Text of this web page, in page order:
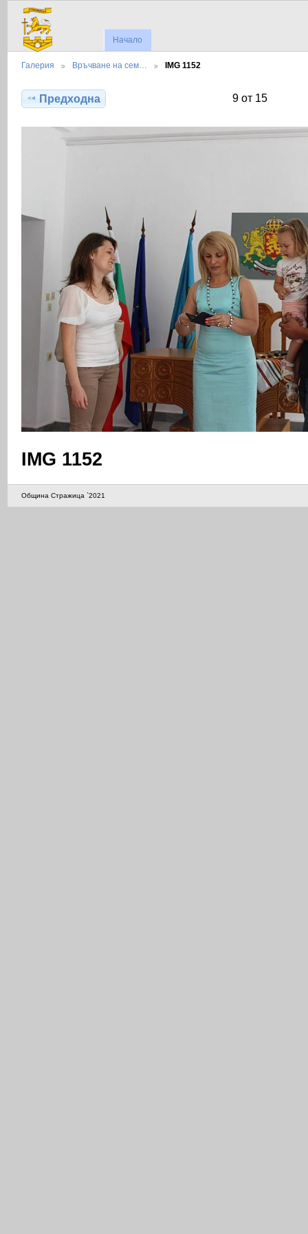
Начало
Галерия Връчване на сем… IMG 1152
Предходна 9 от 15
IMG 1152
Община Стражица `2021